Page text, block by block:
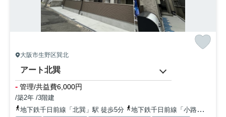
大阪市生野区巽北
アート北巽
- 管理/共益費6,000円
/築2年 /3階建
地下鉄千日前線「北巽」駅 徒歩5分
地下鉄千日前線「小路」駅 徒歩15分